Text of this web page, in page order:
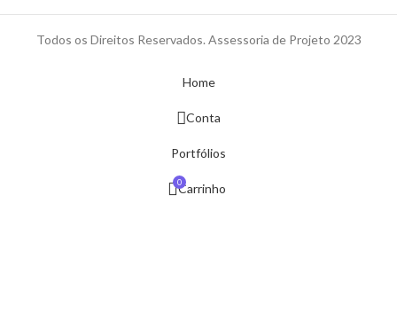
Todos os Direitos Reservados. Assessoria de Projeto 2023
Home
Conta
Portfólios
0Carrinho